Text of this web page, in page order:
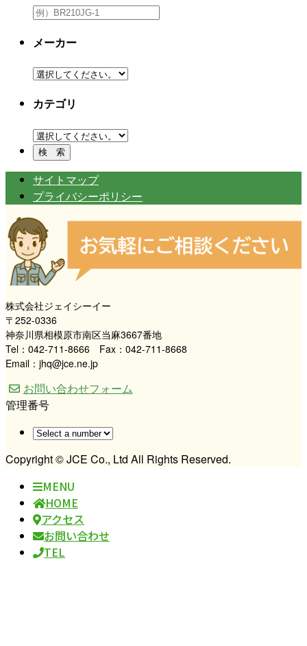
メーカー
カテゴリ
サイトマップ
プライバシーポリシー
株式会社ジェイシーイー
〒252-0336
神奈川県相模原市南区当麻3667番地
Tel：042-711-8666 Fax：042-711-8668
Email：jhq@jce.ne.jp
お問い合わせフォーム
管理番号
Copyright © JCE Co., Ltd All Rights Reserved.
MENU
HOME
アクセス
お問い合わせ
TEL